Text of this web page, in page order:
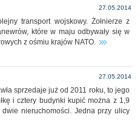
27.05.2014
transport wojskowy. Żołnierze z
które w maju odbywały się w
z ośmiu krajów NATO.
27.05.2014
sprzedaje już od 2011 roku, to jego
i cztery budynki kupić można z 1,9
nieruchomości. Jedna przy ulicy